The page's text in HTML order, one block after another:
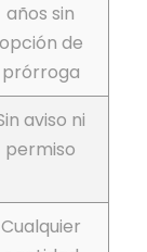
años sin
opción de
prórroga
aviso ni
permiso
Cualquier